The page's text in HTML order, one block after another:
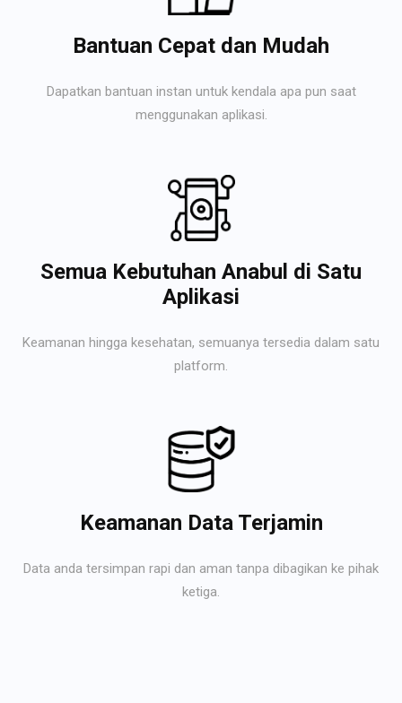
Bantuan Cepat dan Mudah
Dapatkan bantuan instan untuk kendala apa pun saat
menggunakan aplikasi.
Semua Kebutuhan Anabul di Satu
Aplikasi
Keamanan hingga kesehatan, semuanya tersedia dalam satu
platform.
Keamanan Data Terjamin
Data anda tersimpan rapi dan aman tanpa dibagikan ke pihak
ketiga.